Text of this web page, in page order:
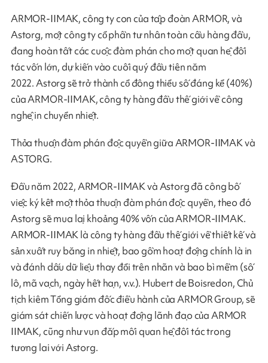
ARMOR-IIMAK, công ty con của tập đoàn ARMOR, và
Astorg, một công ty cổ phần tư nhân toàn cầu hàng đầu,
đang hoàn tất các cuộc đàm phán cho một quan hệ đối
tác vốn lớn, dự kiến ​​vào cuối quý đầu tiên năm
2022. Astorg sẽ trở thành cổ đông thiểu số đáng kể (40%)
của ARMOR-IIMAK, công ty hàng đầu thế giới về công
nghệ in chuyển nhiệt.
Thỏa thuận đàm phán độc quyền giữa ARMOR-IIMAK và
ASTORG.
Đầu năm 2022, ARMOR-IIMAK và Astorg đã công bố
việc ký kết một thỏa thuận đàm phán độc quyền, theo đó
Astorg sẽ mua lại khoảng 40% vốn của ARMOR-IIMAK.
ARMOR-IIMAK là công ty hàng đầu thế giới về thiết kế và
sản xuất ruy băng in nhiệt, bao gồm hoạt động chính là in
và đánh dấu dữ liệu thay đổi trên nhãn và bao bì mềm (số
lô, mã vạch, ngày hết hạn, v.v.). Hubert de Boisredon, Chủ
tịch kiêm Tổng giám đốc điều hành của ARMOR Group, sẽ
giám sát chiến lược và hoạt động lãnh đạo của ARMOR
IIMAK, cũng như vun đắp mối quan hệ đối tác trong
tương lai với Astorg.